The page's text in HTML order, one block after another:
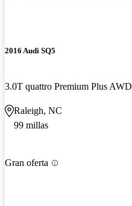
2016 Audi SQ5
3.0T quattro Premium Plus AWD
Raleigh, NC
99 millas
Gran oferta